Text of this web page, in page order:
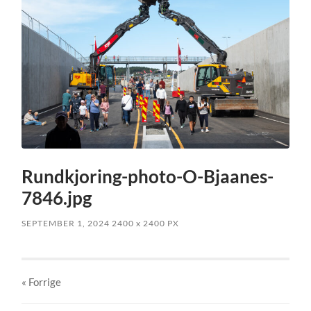
Rundkjoring-photo-O-Bjaanes-
7846.jpg
SEPTEMBER 1, 2024 2400x 2400 PX
« Forrige